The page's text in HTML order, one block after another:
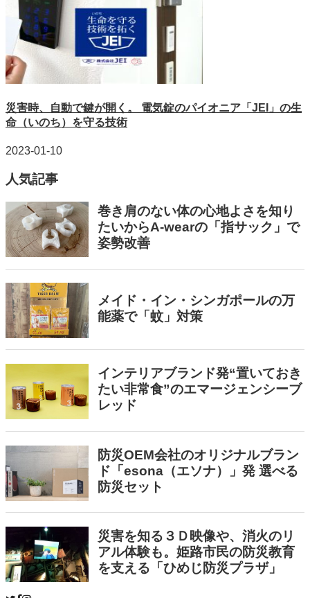
災害時、自動で鍵が開く。 電気錠のパイオニア「JEI」の生
命（いのち）を守る技術
2023-01-10
人気記事